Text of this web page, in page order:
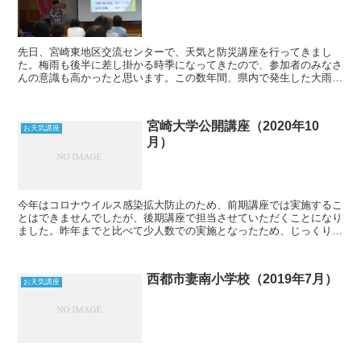
先日、宮崎東地区交流センターで、天気と防災講座を行ってきまし
た。梅雨も後半に差し掛かる時季になってきたので、参加者のみなさ
んの意識も高かったと思います。この数年間、県内で発生した大雨災
お天気講座
宮崎大学公開講座（2020年10
月）
今年はコロナウイルス感染拡大防止のため、前期講座では実施するこ
とはできませんでしたが、後期講座で担当させていただくことになり
ました。昨年までと比べて少人数での実施となったため、じっくりお
お天気講座 西都市妻南小学校（2019年7月）